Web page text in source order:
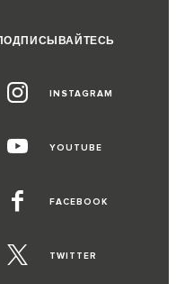
INSTAGRAM
YOUTUBE
FACEBOOK
TWITTER